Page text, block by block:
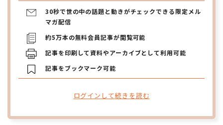
30秒で世の中の話題と動きがチェックできる限定メル
マガ配信
約5万本の無料会員記事が閲覧可能
記事を印刷して資料やアーカイブとして利用可能
記事をブックマーク可能
ログインして続きを読む